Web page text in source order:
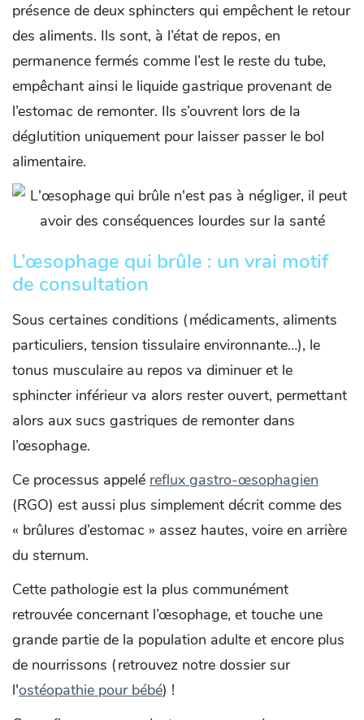
présence de deux sphincters qui empêchent le retour
des aliments. Ils sont, à l’état de repos, en
permanence fermés comme l’est le reste du tube,
empêchant ainsi le liquide gastrique provenant de
l’estomac de remonter. Ils s’ouvrent lors de la
déglutition uniquement pour laisser passer le bol
alimentaire.
L’œsophage qui brûle : un vrai motif
de consultation
Sous certaines conditions (médicaments, aliments
particuliers, tension tissulaire environnante…), le
tonus musculaire au repos va diminuer et le
sphincter inférieur va alors rester ouvert, permettant
alors aux sucs gastriques de remonter dans
l’œsophage.
Ce processus appelé reflux gastro-œsophagien
(RGO) est aussi plus simplement décrit comme des
« brûlures d’estomac » assez hautes, voire en arrière
du sternum.
Cette pathologie est la plus communément
retrouvée concernant l’œsophage, et touche une
grande partie de la population adulte et encore plus
de nourrissons (retrouvez notre dossier sur
l'ostéopathie pour bébé) !